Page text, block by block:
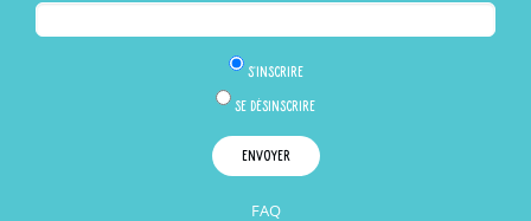
S'inscrire
Se désinscrire
FAQ